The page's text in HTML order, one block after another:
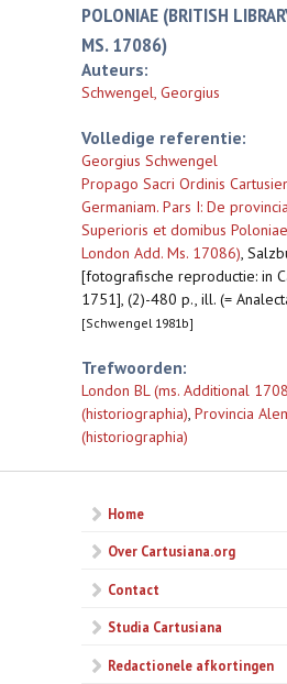
POLONIAE (BRITISH
MS. 17086)
Auteurs:
Schwengel, Georgius
Volledige referentie:
Georgius Schwengel
Propago Sacri Ordinis
Germaniam. Pars I: De
Superioris et domibus
London Add. Ms. 17086),
[fotografische reproductie: in
1751], (2)-480 p., ill. (=
[Schwengel 1981b]
Trefwoorden:
London BL (ms. Additional
(historiographia), Provincia
(historiographia)
Home
Over Cartusiana.org
Contact
Studia Cartusiana
Redactionele afkortingen